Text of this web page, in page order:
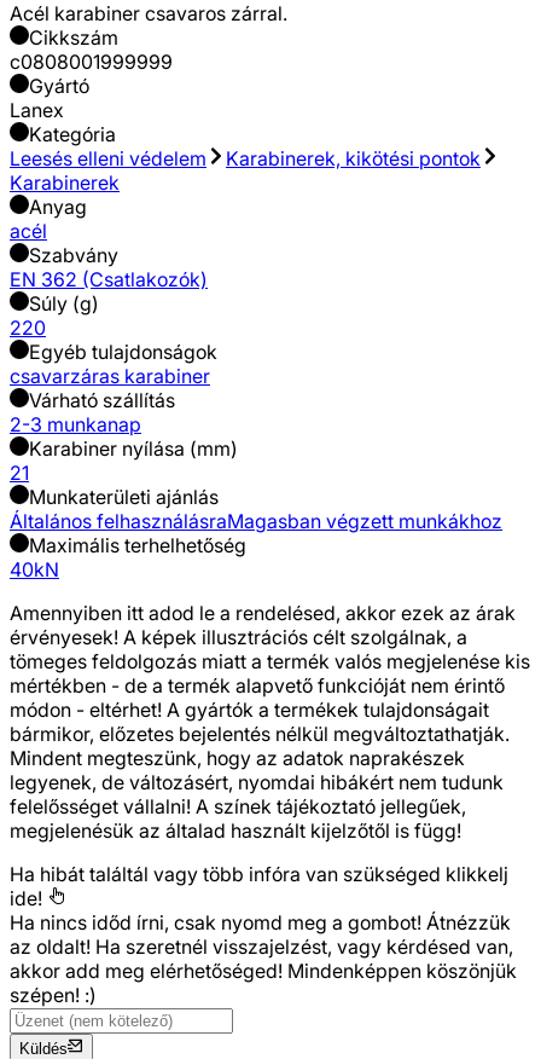
Acél karabiner csavaros zárral.
Cikkszám
c0808001999999
Gyártó
Lanex
Kategória
Leesés elleni védelem
Karabinerek, kikötési pontok
Karabinerek
Anyag
acél
Szabvány
EN 362 (Csatlakozók)
Súly (g)
220
Egyéb tulajdonságok
csavarzáras karabiner
Várható szállítás
2-3 munkanap
Karabiner nyílása (mm)
21
Munkaterületi ajánlás
Általános felhasználásraMagasban végzett munkákhoz
Maximális terhelhetőség
40kN
Amennyiben itt adod le a rendelésed, akkor ezek az árak
érvényesek! A képek illusztrációs célt szolgálnak, a
tömeges feldolgozás miatt a termék valós megjelenése kis
mértékben - de a termék alapvető funkcióját nem érintő
módon - eltérhet! A gyártók a termékek tulajdonságait
bármikor, előzetes bejelentés nélkül megváltoztathatják.
Mindent megteszünk, hogy az adatok naprakészek
legyenek, de változásért, nyomdai hibákért nem tudunk
felelősséget vállalni! A színek tájékoztató jellegűek,
megjelenésük az általad használt kijelzőtől is függ!
Ha hibát találtál vagy több infóra van szükséged klikkelj
ide!
Ha nincs időd írni, csak nyomd meg a gombot! Átnézzük
az oldalt! Ha szeretnél visszajelzést, vagy kérdésed van,
akkor add meg elérhetőséged! Mindenképpen köszönjük
szépen! :)
Küldés